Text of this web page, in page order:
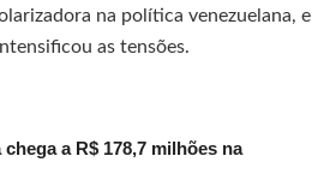
na política venezuelana, e
as tensões.
a R$ 178,7 milhões na